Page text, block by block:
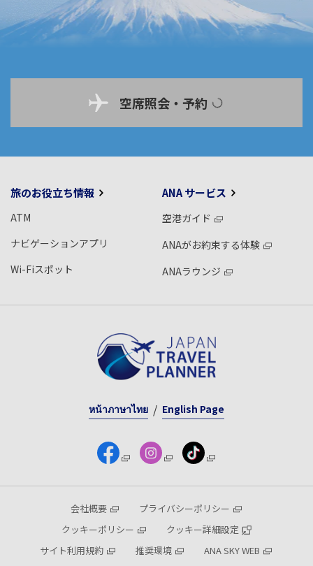
空席照会・予約
旅のお役立ち情報
ATM
ナビゲーションアプリ
Wi-Fiスポット
ANA サービス
空港ガイド
ANAがお約束する体験
ANAラウンジ
หน้าภาษาไทย English Page
会社概要
プライバシーポリシー
クッキーポリシー
クッキー詳細設定
サイト利用規約
推奨環境 ANA SKY WEB